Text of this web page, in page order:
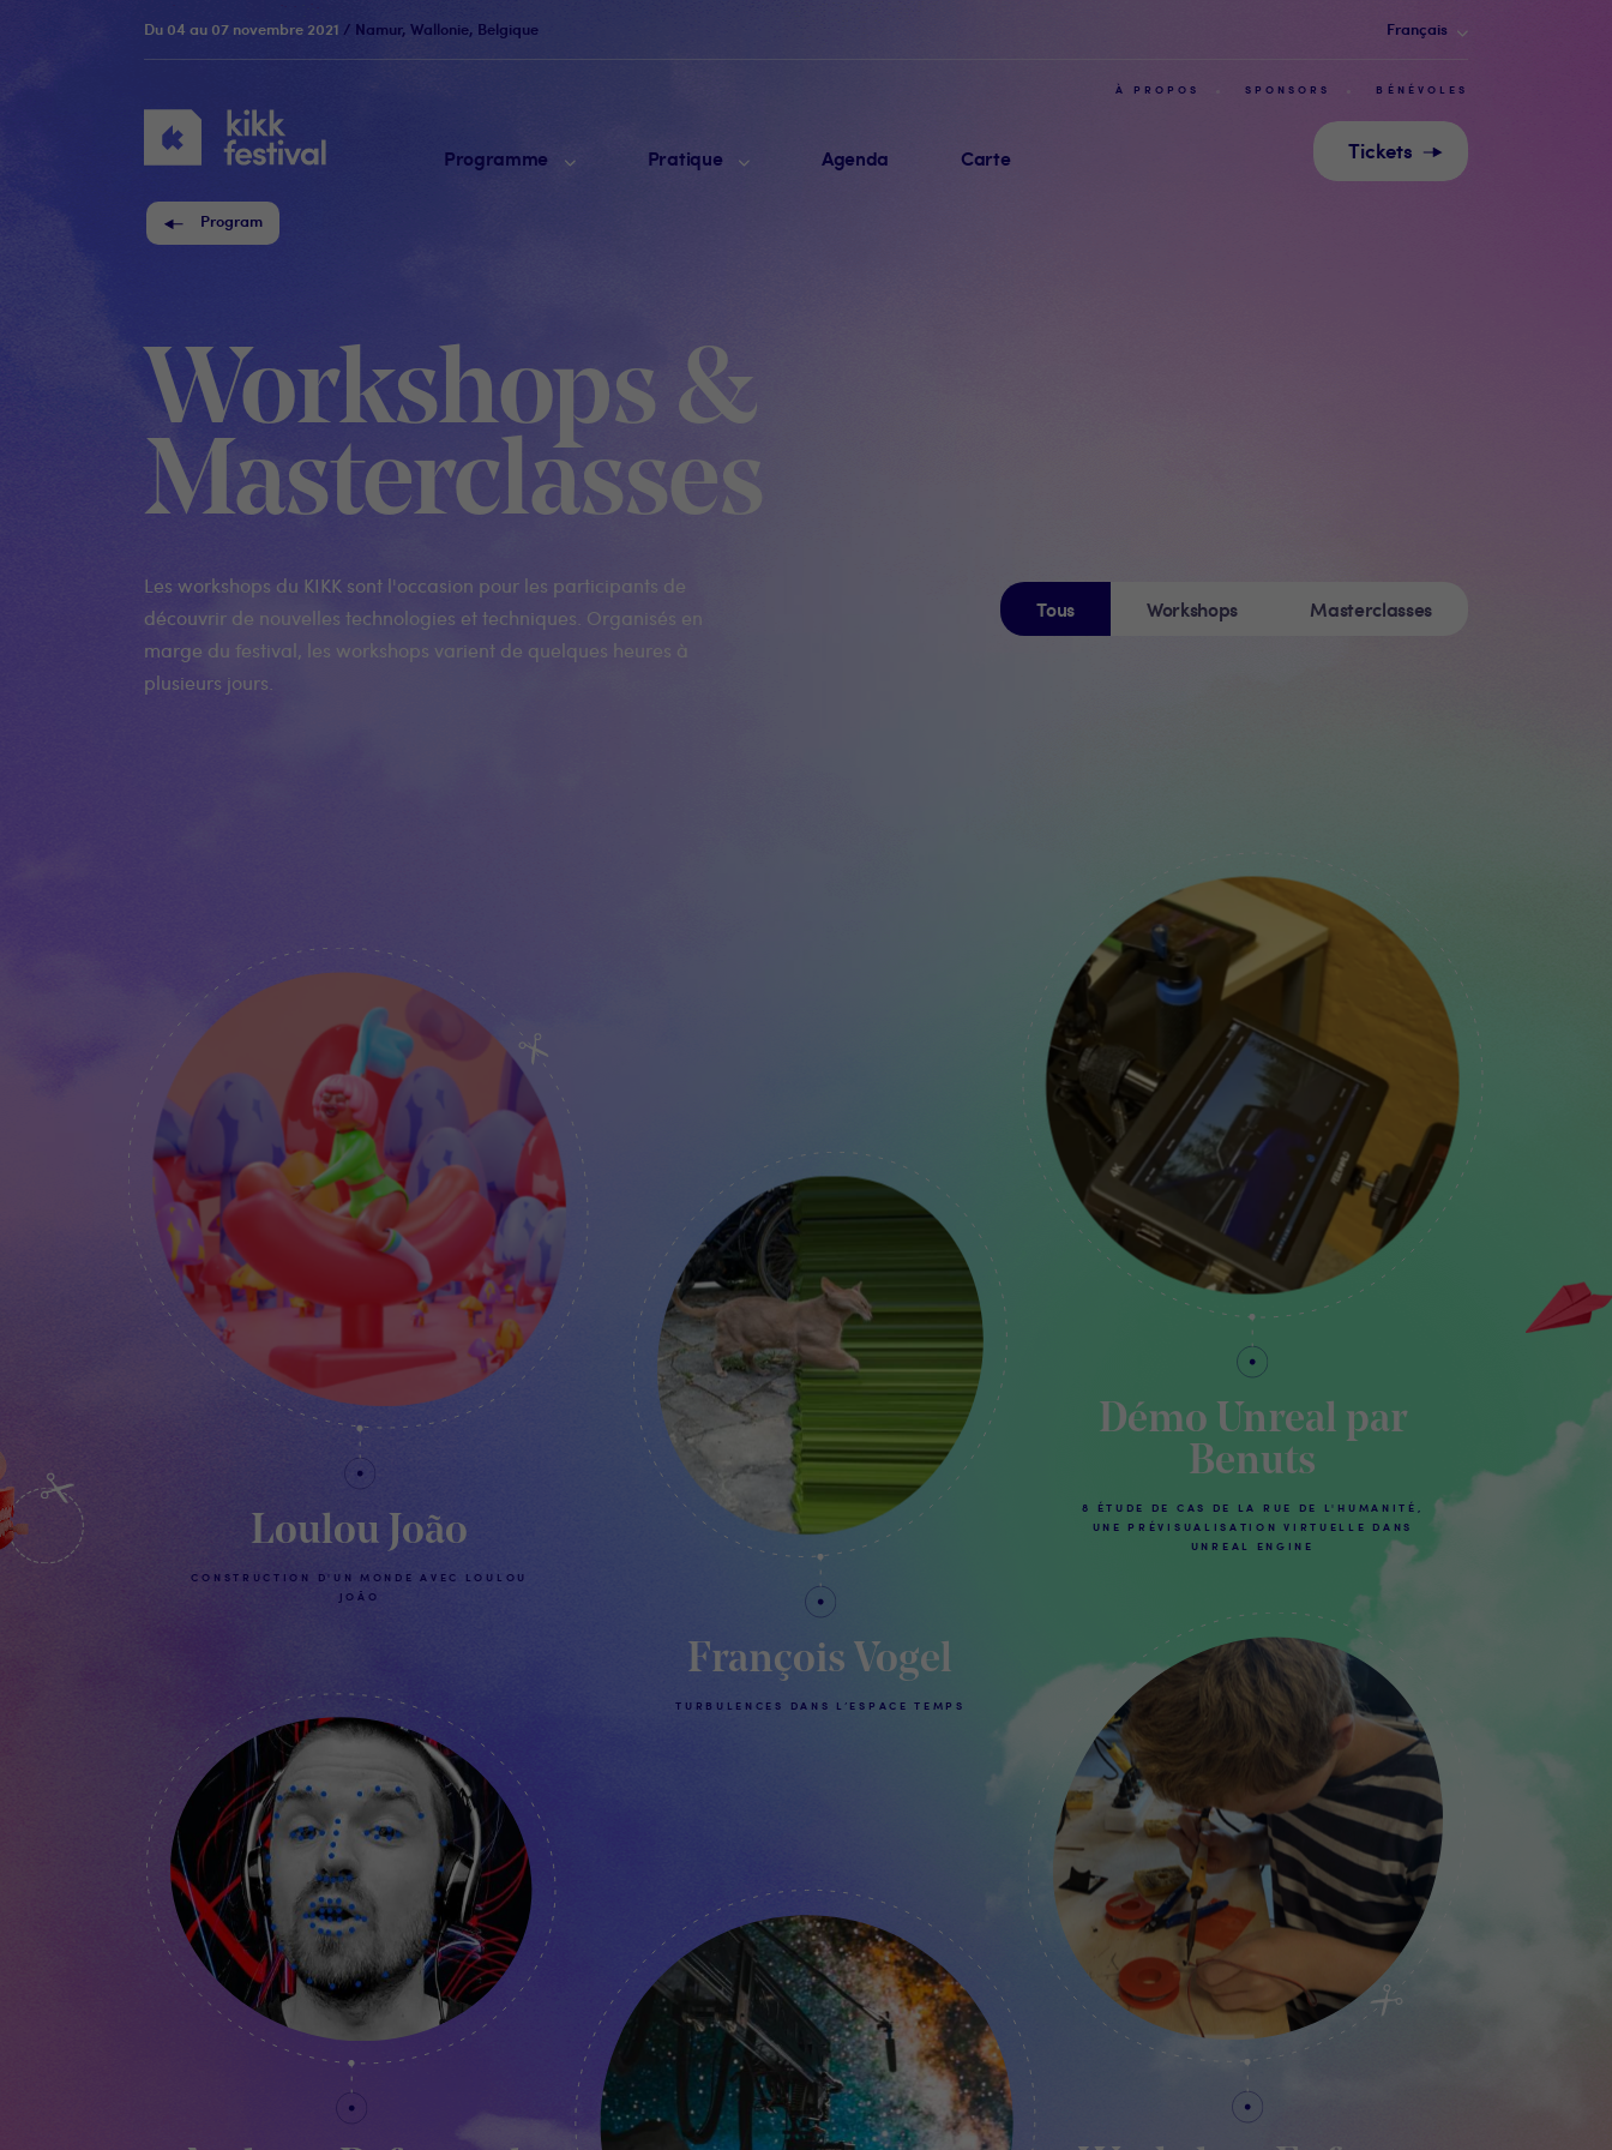
KIKK
Festival
Programme Pratique Agenda Carte Tickets
À PROPOS SPONSORS BÉNÉVOLES
Du 04 au 07 novembre 2021 / Namur, Wallonie, Belgique Français
Program
Workshops &
Masterclasses
Les workshops du KIKK sont l'occasion pour les participants de
découvrir de nouvelles technologies et techniques. Organisés en
marge du festival, les workshops varient de quelques heures à
plusieurs jours.
Tous Workshops Masterclasses
Loulou João
CONSTRUCTION D'UN MONDE AVEC LOULOU
JOÃO
François Vogel
TURBULENCES DANS L’ESPACE TEMPS
Démo Unreal par
Benuts
8 ÉTUDE DE CAS DE LA RUE DE L'HUMANITÉ,
UNE PRÉVISUALISATION VIRTUELLE DANS
UNREAL ENGINE